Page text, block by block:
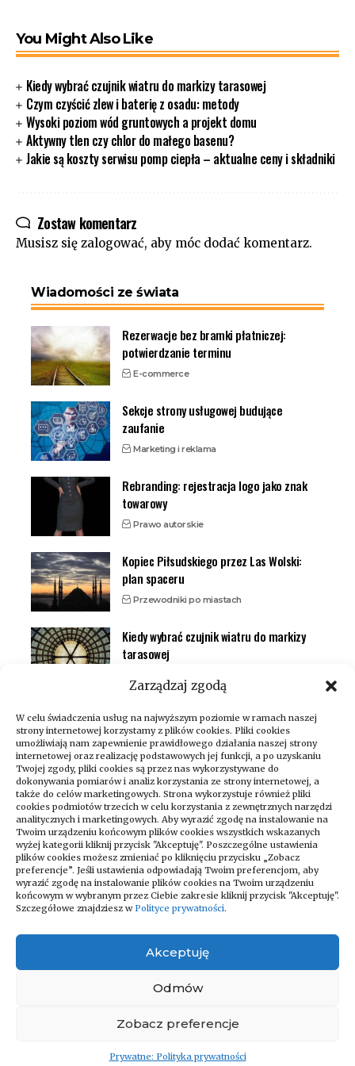
Zarządzaj zgodą
W celu świadczenia usług na najwyższym poziomie w ramach naszej
strony internetowej korzystamy z plików cookies. Pliki cookies
umożliwiają nam zapewnienie prawidłowego działania naszej strony
internetowej oraz realizację podstawowych jej funkcji, a po uzyskaniu
Twojej zgody, pliki cookies są przez nas wykorzystywane do
dokonywania pomiarów i analiz korzystania ze strony internetowej, a
także do celów marketingowych. Strona wykorzystuje również pliki
cookies podmiotów trzecich w celu korzystania z zewnętrznych narzędzi
analitycznych i marketingowych. Aby wyrazić zgodę na instalowanie na
Twoim urządzeniu końcowym plików cookies wszystkich wskazanych
wyżej kategorii kliknij przycisk "Akceptuję". Poszczególne ustawienia
plików cookies możesz zmieniać po kliknięciu przycisku „Zobacz
preferencje”. Jeśli ustawienia odpowiadają Twoim preferencjom, aby
wyrazić zgodę na instalowanie plików cookies na Twoim urządzeniu
końcowym w wybranym przez Ciebie zakresie kliknij przycisk "Akceptuję".
Szczegółowe znajdziesz w Polityce prywatności.
Akceptuję
Odmów
Zobacz preferencje
Prywatne: Polityka prywatności
You Might Also Like
Kiedy wybrać czujnik wiatru do markizy tarasowej
Czym czyścić zlew i baterię z osadu: metody
Wysoki poziom wód gruntowych a projekt domu
Aktywny tlen czy chlor do małego basenu?
Jakie są koszty serwisu pomp ciepła – aktualne ceny i składniki
Zostaw komentarz
Musisz się zalogować, aby móc dodać komentarz.
Wiadomości ze świata
Rezerwacje bez bramki płatniczej:
potwierdzanie terminu
E-commerce
Sekcje strony usługowej budujące
zaufanie
Marketing i reklama
Rebranding: rejestracja logo jako znak
towarowy
Prawo autorskie
Kopiec Piłsudskiego przez Las Wolski:
plan spaceru
Przewodniki po miastach
Kiedy wybrać czujnik wiatru do markizy
tarasowej
Zapraszamy do odwiedzania naszego
bloga, który codziennie dostarcza
najświeższe newsy na różne tematy!
Niezależnie od tego, czy interesujesz się
podróżami – znajdziesz u nas coś dla
siebie. Regularnie publikujemy artykuły
pełne ciekawostek, porad i analiz
bieżących wydarzeń z całego świata.
© Wszelkie prawa zastrzeżone - WorldZone.pl